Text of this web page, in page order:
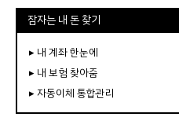
잠자는 내 돈 찾기
▸ 내 계좌 한눈에
▸ 내 보험 찾아줌
▸ 자동이체 통합관리